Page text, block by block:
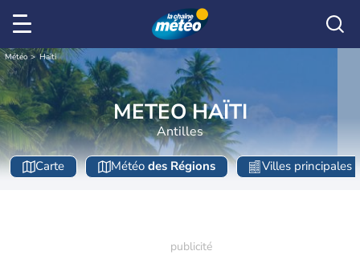
Météo Haïti
METEO HAÏTI
Antilles
Carte Météo des Régions Villes principales